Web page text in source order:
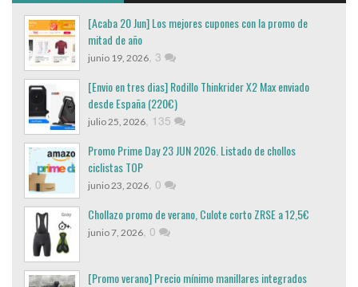
[Acaba 20 Jun] Los mejores cupones con la promo de
mitad de año
junio 19, 2026, 3
[Envio en tres dias] Rodillo Thinkrider X2 Max enviado
desde España (220€)
julio 25, 2026, 135
Promo Prime Day 23 JUN 2026. Listado de chollos
ciclistas TOP
junio 23, 2026, 0
Chollazo promo de verano, Culote corto ZRSE a 12,5€
junio 7, 2026, 0
[Promo verano] Precio mínimo manillares integrados